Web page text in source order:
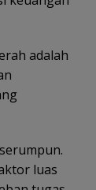
adalah
luas